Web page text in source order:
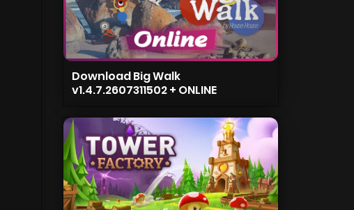
Download Big Walk
v1.4.7.2607311502 + ONLINE